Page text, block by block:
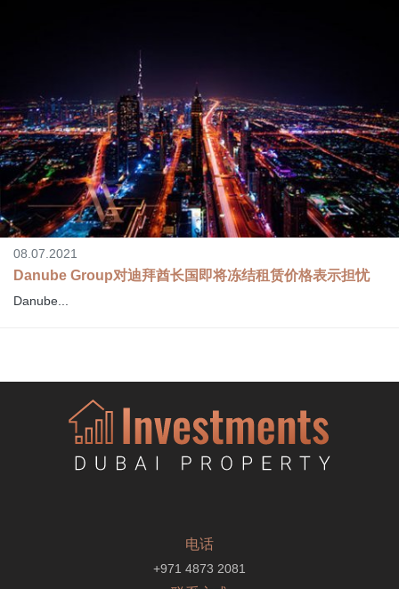
08.07.2021
Danube Group对迪拜酋长国即将冻结租赁价格表示担忧
Danube...
电话
+971 4873 2081